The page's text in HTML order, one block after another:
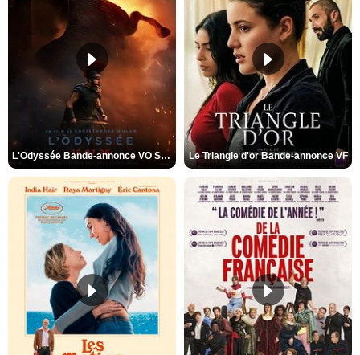
L'Odyssée Bande-annonce VO STFR Le Triangle d'or Bande-annonce VF